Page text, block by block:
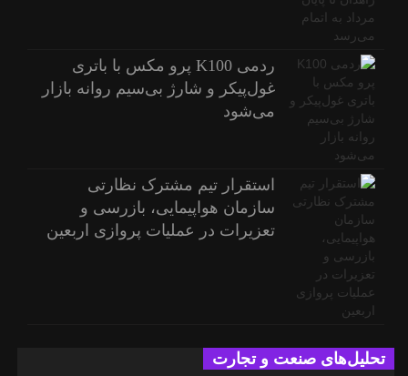
ردمی K100 پرو مکس با باتری
غول‌پیکر و شارژ بی‌سیم روانه بازار
می‌شود
استقرار تیم مشترک نظارتی
سازمان هواپیمایی، بازرسی و
تعزیرات در عملیات پروازی اربعین
تحلیل‌های صنعت و تجارت